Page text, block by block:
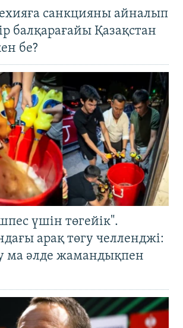
санкцияны айналып
балқарағайы Қазақстан
бе?
үшін төгейік".
арақ төгу челленджі:
әлде жамандықпен